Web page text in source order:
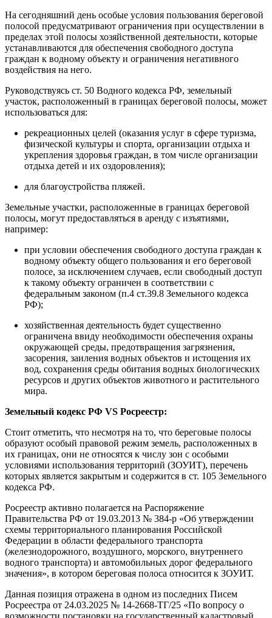
На сегодняшний день особые условия пользования береговой
полосой предусматривают ограничения при осуществлении в
пределах этой полосы хозяйственной деятельности, которые
устанавливаются для обеспечения свободного доступа
граждан к водному объекту и ограничения негативного
воздействия на него.
Руководствуясь ст. 50 Водного кодекса РФ, земельный
участок, расположенный в границах береговой полосы, может
использоваться для:
рекреационных целей (оказания услуг в сфере туризма,
физической культуры и спорта, организации отдыха и
укрепления здоровья граждан, в том числе организации
отдыха детей и их оздоровления);
для благоустройства пляжей.
Земельные участки, расположенные в границах береговой
полосы, могут предоставляться в аренду с изъятиями,
например:
при условии обеспечения свободного доступа граждан к
водному объекту общего пользования и его береговой
полосе, за исключением случаев, если свободный доступ
к такому объекту ограничен в соответствии с
федеральным законом (п.4 ст.39.8 Земельного кодекса
РФ);
хозяйственная деятельность будет существенно
ограничена ввиду необходимости обеспечения охраны
окружающей среды, предотвращения загрязнения,
засорения, заиления водных объектов и истощения их
вод, сохранения среды обитания водных биологических
ресурсов и других объектов животного и растительного
мира.
Земельный кодекс РФ VS Росреестр:
Стоит отметить, что несмотря на то, что береговые полосы
образуют особый правовой режим земель, расположенных в
их границах, они не относятся к числу зон с особыми
условиями использования территорий (ЗОУИТ), перечень
которых является закрытым и содержится в ст. 105 Земельного
кодекса РФ.
Росреестр активно полагается на Распоряжение
Правительства РФ от 19.03.2013 № 384-р «Об утверждении
схемы территориального планирования Российской
Федерации в области федерального транспорта
(железнодорожного, воздушного, морского, внутреннего
водного транспорта) и автомобильных дорог федерального
значения», в котором береговая полоса относится к ЗОУИТ.
Данная позиция отражена в одном из последних Писем
Росреестра от 24.03.2025 № 14-2668-ТГ/25 «По вопросу о
возможности постановки на государственный кадастровый